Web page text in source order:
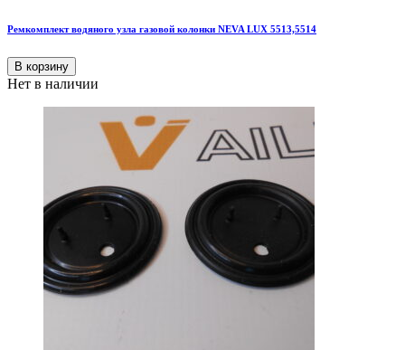
Ремкомплект водяного узла газовой колонки NEVA LUX 5513,5514
В корзину
Нет в наличии